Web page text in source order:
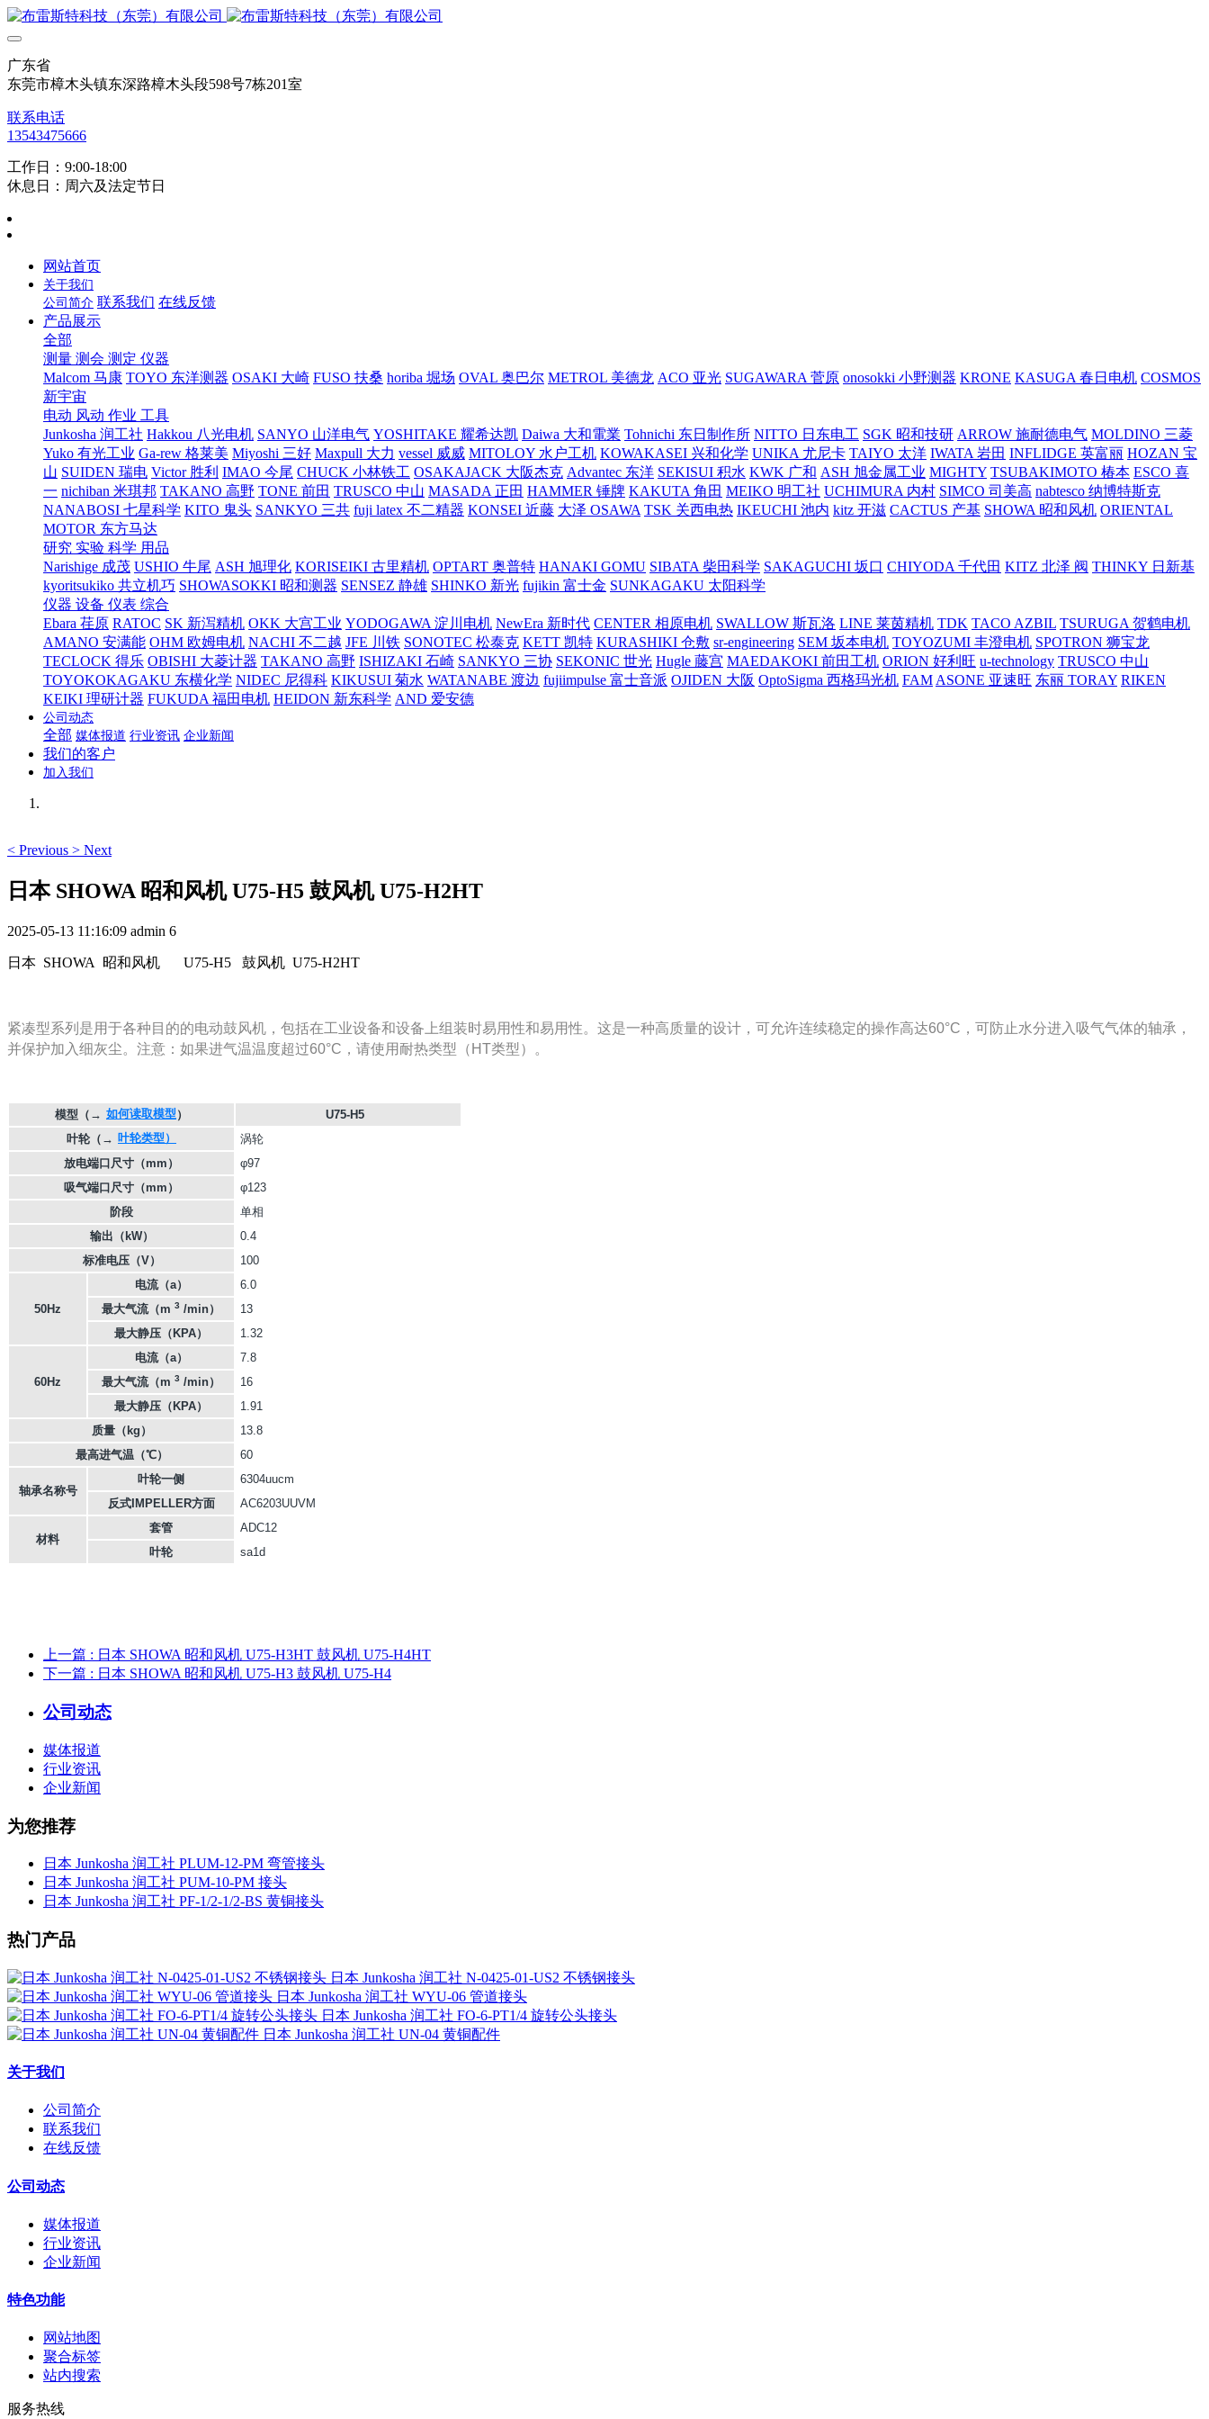
广东省
东莞市樟木头镇东深路樟木头段598号7栋201室
联系电话
13543475666
工作日：9:00-18:00
休息日：周六及法定节日
网站首页
关于我们
公司简介 联系我们 在线反馈
产品展示
全部
测量 测会 测定 仪器
Malcom 马康 TOYO 东洋测器 OSAKI 大崎 FUSO 扶桑 horiba 堀场 OVAL 奥巴尔 METROL 美德龙 ACO 亚光 SUGAWARA 菅原 onosokki 小野测器 KRONE KASUGA 春日电机 COSMOS
新宇宙
电动 风动 作业 工具
Junkosha 润工社 Hakkou 八光电机 SANYO 山洋电气 YOSHITAKE 耀希达凯 Daiwa 大和電業 Tohnichi 东日制作所 NITTO 日东电工 SGK 昭和技研 ARROW 施耐德电气 MOLDINO 三菱
Yuko 有光工业 Ga-rew 格莱美 Miyoshi 三好 Maxpull 大力 vessel 威威 MITOLOY 水户工机 KOWAKASEI 兴和化学 UNIKA 尤尼卡 TAIYO 太洋 IWATA 岩田 INFLIDGE 英富丽 HOZAN 宝
山 SUIDEN 瑞电 Victor 胜利 IMAO 今尾 CHUCK 小林铁工 OSAKAJACK 大阪杰克 Advantec 东洋 SEKISUI 积水 KWK 广和 ASH 旭金属工业 MIGHTY TSUBAKIMOTO 椿本 ESCO 喜
一 nichiban 米琪邦 TAKANO 高野 TONE 前田 TRUSCO 中山 MASADA 正田 HAMMER 锤牌 KAKUTA 角田 MEIKO 明工社 UCHIMURA 内村 SIMCO 司美高 nabtesco 纳博特斯克
NANABOSI 七星科学 KITO 鬼头 SANKYO 三共 fuji latex 不二精器 KONSEI 近藤 大泽 OSAWA TSK 关西电热 IKEUCHI 池内 kitz 开滋 CACTUS 产基 SHOWA 昭和风机 ORIENTAL
MOTOR 东方马达
研究 实验 科学 用品
Narishige 成茂 USHIO 牛尾 ASH 旭理化 KORISEIKI 古里精机 OPTART 奥普特 HANAKI GOMU SIBATA 柴田科学 SAKAGUCHI 坂口 CHIYODA 千代田 KITZ 北泽 阀 THINKY 日新基
kyoritsukiko 共立机巧 SHOWASOKKI 昭和测器 SENSEZ 静雄 SHINKO 新光 fujikin 富士金 SUNKAGAKU 太阳科学
仪器 设备 仪表 综合
Ebara 荏原 RATOC SK 新泻精机 OKK 大宫工业 YODOGAWA 淀川电机 NewEra 新时代 CENTER 相原电机 SWALLOW 斯瓦洛 LINE 莱茵精机 TDK TACO AZBIL TSURUGA 贺鹤电机
AMANO 安满能 OHM 欧姆电机 NACHI 不二越 JFE 川铁 SONOTEC 松泰克 KETT 凯特 KURASHIKI 仓敷 sr-engineering SEM 坂本电机 TOYOZUMI 丰澄电机 SPOTRON 狮宝龙
TECLOCK 得乐 OBISHI 大菱计器 TAKANO 高野 ISHIZAKI 石崎 SANKYO 三协 SEKONIC 世光 Hugle 藤宫 MAEDAKOKI 前田工机 ORION 好利旺 u-technology TRUSCO 中山
TOYOKOKAGAKU 东横化学 NIDEC 尼得科 KIKUSUI 菊水 WATANABE 渡边 fujiimpulse 富士音派 OJIDEN 大阪 OptoSigma 西格玛光机 FAM ASONE 亚速旺 东丽 TORAY RIKEN
KEIKI 理研计器 FUKUDA 福田电机 HEIDON 新东科学 AND 爱安德
公司动态
全部 媒体报道 行业资讯 企业新闻
我们的客户
加入我们
< Previous > Next
日本 SHOWA 昭和风机 U75-H5 鼓风机 U75-H2HT
2025-05-13 11:16:09 admin 6
日本 SHOWA 昭和风机 U75-H5 鼓风机 U75-H2HT
紧凑型系列是用于各种目的的电动鼓风机，包括在工业设备和设备上组装时易用性和易用性。这是一种高质量的设计，可允许连续稳定的操作高达60°C，可防止水分进入吸气气体的轴承，
并保护加入细灰尘。注意：如果进气温温度超过60°C，请使用耐热类型（HT类型）。
模型 （→ 如何读取模型 ）
U75-H5
叶轮 （→ 叶轮类型）
涡轮
放电端口尺寸（mm）
φ97
吸气端口尺寸（mm）
φ123
阶段
单相
输出（kW）
0.4
标准电压（V）
100
50Hz
电流（a）
6.0
最大气流（m 3 /min）
13
最大静压（KPA）
1.32
60Hz
电流（a）
7.8
最大气流（m 3 /min）
16
最大静压（KPA）
1.91
质量（kg）
13.8
最高进气温（℃）
60
轴承名称号
叶轮一侧
6304uucm
反式IMPELLER方面
AC6203UUVM
材料
套管
ADC12
叶轮
sa1d
上一篇 : 日本 SHOWA 昭和风机 U75-H3HT 鼓风机 U75-H4HT
下一篇 : 日本 SHOWA 昭和风机 U75-H3 鼓风机 U75-H4
公司动态
媒体报道
行业资讯
企业新闻
为您推荐
日本 Junkosha 润工社 PLUM-12-PM 弯管接头
日本 Junkosha 润工社 PUM-10-PM 接头
日本 Junkosha 润工社 PF-1/2-1/2-BS 黄铜接头
热门产品
日本 Junkosha 润工社 N-0425-01-US2 不锈钢接头
日本 Junkosha 润工社 WYU-06 管道接头
日本 Junkosha 润工社 FO-6-PT1/4 旋转公头接头
日本 Junkosha 润工社 UN-04 黄铜配件
关于我们
公司简介
联系我们
在线反馈
公司动态
媒体报道
行业资讯
企业新闻
特色功能
网站地图
聚合标签
站内搜索
服务热线